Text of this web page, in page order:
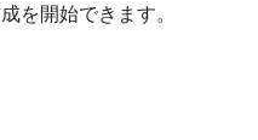
を開始できます。